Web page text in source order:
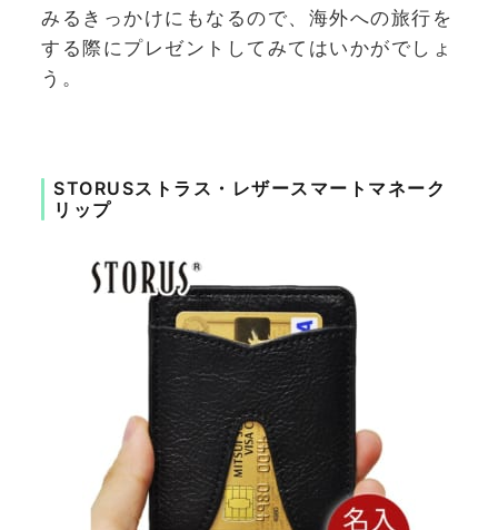
みるきっかけにもなるので、海外への旅行を
する際にプレゼントしてみてはいかがでしょ
う。
STORUSストラス・レザースマートマネーク
リップ